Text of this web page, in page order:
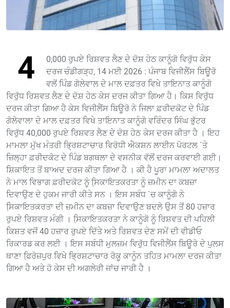
4
0,000 ਰੁਪਏ ਰਿਸ਼ਵਤ ਲੈਣ ਦੇ ਦੋਸ਼ ਹੇਠ ਕਾਨੂੰਗੋ ਵਿਰੁੱਧ ਕੇਸ
ਦਰਜ ਚੰਡੀਗੜ੍ਹ, 14 ਮਈ 2026 : ਪੰਜਾਬ ਵਿਜੀਲੈਂਸ ਬਿਊਰੋ
ਵਲੋਂ ਪਿੰਡ ਗੋਲੇਵਾਲ ਦੇ ਮਾਲ ਦਫ਼ਤਰ ਵਿਖੇ ਤਾਇਨਾਤ ਕਾਨੂੰਗੋ
ਵਿਰੁੱਧ ਰਿਸ਼ਵਤ ਲੈਣ ਦੇ ਦੋਸ਼ ਹੇਠ ਕੇਸ ਦਰਜ ਕੀਤਾ ਗਿਆ ਹੈ। ਕਿਸ ਵਿਰੁੱਧ
ਦਰਜ ਕੀਤਾ ਗਿਆ ਹੈ ਕੇਸ ਵਿਜੀਲੈਂਸ ਬਿਊਰੋ ਨੇ ਜਿਲਾ ਫ਼ਰੀਦਕੋਟ ਦੇ ਪਿੰਡ
ਗੋਲੇਵਾਲਾ ਦੇ ਮਾਲ ਦਫ਼ਤਰ ਵਿਖੇ ਤਾਇਨਾਤ ਕਾਨੂੰਗੋ ਵਰਿੰਦਰ ਸਿੰਘ ਭੁੱਟਰ
ਵਿਰੁੱਧ 40,000 ਰੁਪਏ ਰਿਸ਼ਵਤ ਲੈਣ ਦੇ ਦੋਸ਼ ਹੇਠ ਕੇਸ ਦਰਜ ਕੀਤਾ ਹੈ । ਇਹ
ਮਾਮਲਾ ਮੁੱਖ ਮੰਤਰੀ ਭ੍ਰਿਸ਼ਟਾਚਾਰ ਵਿਰੋਧੀ ਐਕਸ਼ਨ ਲਾਈਨ ਪੋਰਟਲ `ਤੇ
ਜ਼ਿਲ੍ਹਾ ਫ਼ਰੀਦਕੋਟ ਦੇ ਪਿੰਡ ਬਗਥਲਾ ਦੇ ਵਸਨੀਕ ਵੱਲੋਂ ਦਰਜ ਕਰਵਾਈ ਗਈ।
ਸ਼ਿਕਾਇਤ ਤੋਂ ਬਾਅਦ ਦਰਜ ਕੀਤਾ ਗਿਆ ਹੈ । ਕੀ ਹੈ ਪੂਰਾ ਮਾਮਲਾ ਅਦਾਲਤ
ਨੇ ਮਾਲ ਵਿਭਾਗ ਫ਼ਰੀਦਕੋਟ ਨੂੰ ਸਿ਼ਕਾਇਤਕਰਤਾ ਨੂੰ ਜ਼ਮੀਨ ਦਾ ਕਬਜ਼ਾ
ਦਿਵਾਉਣ ਦੇ ਹੁਕਮ ਜਾਰੀ ਕੀਤੇ ਸਨ । ਇਸ ਸਬੰਧ `ਚ ਕਾਨੂੰਗੋ ਨੇ
ਸਿ਼ਕਾਇਤਕਰਤਾ ਦੀ ਜ਼ਮੀਨ ਦਾ ਕਬਜ਼ਾ ਦਿਵਾਉਣ ਬਦਲੇ ਉਸ ਤੋਂ 80 ਹਜ਼ਾਰ
ਰੁਪਏ ਰਿਸ਼ਵਤ ਮੰਗੀ । ਸਿ਼ਕਾਇਤਕਰਤਾ ਨੇ ਕਾਨੂੰਗੋ ਨੂੰ ਰਿਸ਼ਵਤ ਦੀ ਪਹਿਲੀ
ਕਿਸ਼ਤ ਵਜੋਂ 40 ਹਜ਼ਾਰ ਰੁਪਏ ਦਿੱਤੇ ਅਤੇ ਰਿਸ਼ਵਤ ਦੇਣ ਸਮੇਂ ਦੀ ਵੀਡੀਓ
ਰਿਕਾਰਡ ਕਰ ਲਈ । ਇਸ ਸਬੰਧੀ ਮੁਲਜ਼ਮ ਵਿਰੁੱਧ ਵਿਜੀਲੈਂਸ ਬਿਊਰੋ ਦੇ ਪੁਲਸ
ਥਾਣਾ ਫਿ਼ਰੋਜ਼ਪੁਰ ਵਿਖੇ ਭ੍ਰਿਸ਼ਟਾਚਾਰ ਰੋਕੂ ਕਾਨੂੰਨ ਤਹਿਤ ਮਾਮਲਾ ਦਰਜ ਕੀਤਾ
ਗਿਆ ਹੈ ਅਤੇ ਹੋ ਕੇਸ ਦੀ ਅਗਲੇਰੀ ਜਾਂਚ ਜਾਰੀ ਹੈ ।